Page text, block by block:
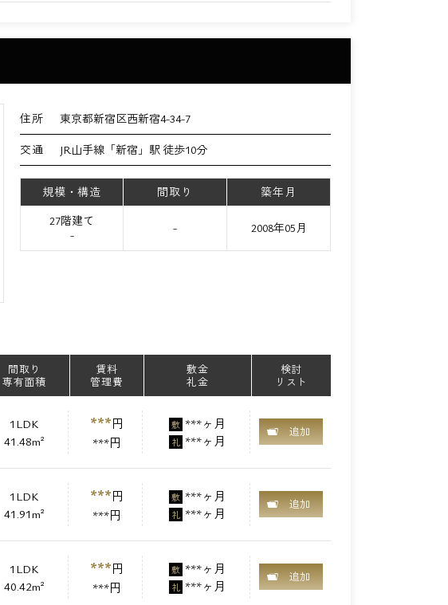
住所 東京都新宿区西新宿4-34-7
交通 JR山手線「新宿」駅 徒歩10分
規模・構造 間取り
築年月
27階建て
-
- 2008年05月
間取り
専有面積
賃料
管理費
敷金
礼金
検討
リスト
1LDK
41.48m²
***円
***円
敷 ***ヶ月
礼 ***ヶ月
追加
1LDK
41.91m²
***円
***円
敷 ***ヶ月
礼 ***ヶ月
追加
1LDK
40.42m²
***円
***円
敷 ***ヶ月
礼 ***ヶ月
追加